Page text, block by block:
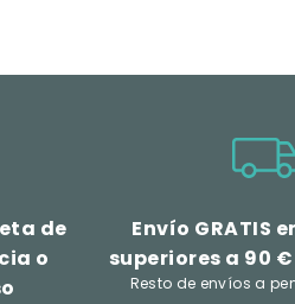
de
o
Envío GRATIS
superiores a 90
Resto de envíos a